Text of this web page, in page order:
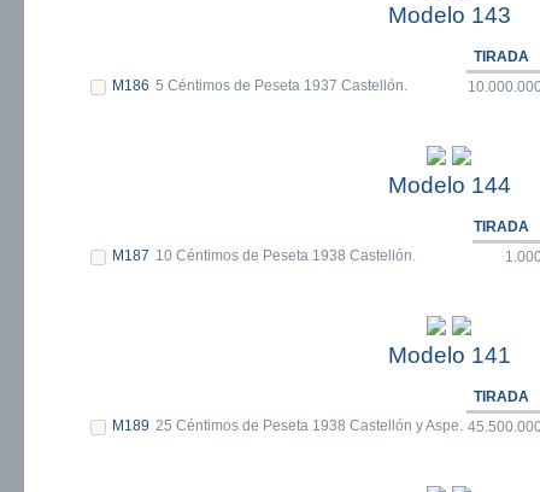
Modelo 143
TIRADA
M186 5 Céntimos de Peseta 1937 Castellón.
Modelo 144
TIRADA
M187 10 Céntimos de Peseta 1938 Castellón.
Modelo 141
TIRADA
M189 25 Céntimos de Peseta 1938 Castellón y Aspe.